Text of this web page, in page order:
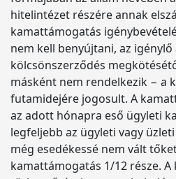
hitelintézet részére annak
kamattámogatás
nem kell benyújtani, az
kölcsönszerződés
másként nem rendelkezik − a
futamidejére jogosult. A
az adott hónapra eső ügyleti
legfeljebb az ügyleti vagy
még esedékessé nem vált
kamattámogatás 1/12 része. A